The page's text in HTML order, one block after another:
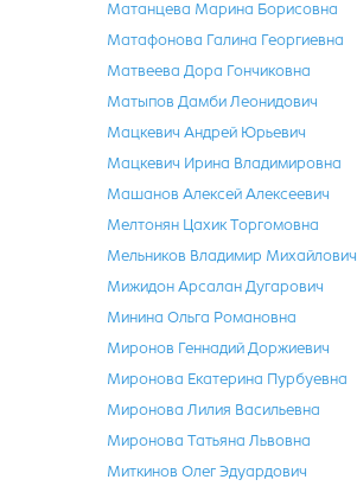
Матанцева Марина Борисовна
Матафонова Галина Георгиевна
Матвеева Дора Гончиковна
Матыпов Дамби Леонидович
Мацкевич Андрей Юрьевич
Мацкевич Ирина Владимировна
Машанов Алексей Алексеевич
Мелтонян Цахик Торгомовна
Мельников Владимир Михайлович
Мижидон Арсалан Дугарович
Минина Ольга Романовна
Миронов Геннадий Доржиевич
Миронова Екатерина Пурбуевна
Миронова Лилия Васильевна
Миронова Татьяна Львовна
Миткинов Олег Эдуардович